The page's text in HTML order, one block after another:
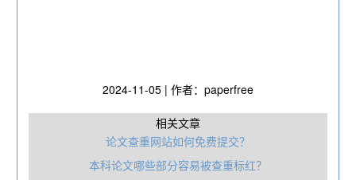
2024-11-05 | 作者：paperfree
相关文章
论文查重网站如何免费提交？
本科论文哪些部分容易被查重标红？